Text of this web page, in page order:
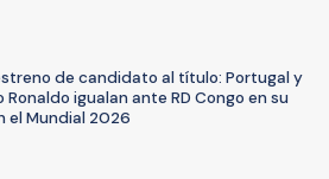
de candidato al título: Portugal y
Ronaldo igualan ante RD Congo en su
el Mundial 2026